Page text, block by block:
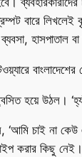
বারে
ব্যবসা,
হয়ে উঠল।
‘আমি চাই না
করার কিছু